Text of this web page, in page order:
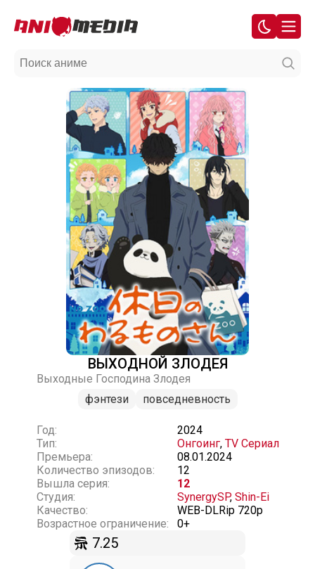
ВЫХОДНОЙ ЗЛОДЕЯ
Выходные Господина Злодея
фэнтези
повседневность
Год:
2024
Тип:
Онгоинг, TV Сериал
Премьера:
08.01.2024
Количество эпизодов:
12
Вышла серия:
12
Студия:
SynergySP, Shin-Ei
Качество:
WEB-DLRip 720p
Возрастное ограничение:
0+
7.25